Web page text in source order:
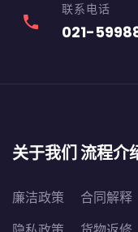
phone
联系电话
021-
关于我们
廉洁政策
流程介
合同解释